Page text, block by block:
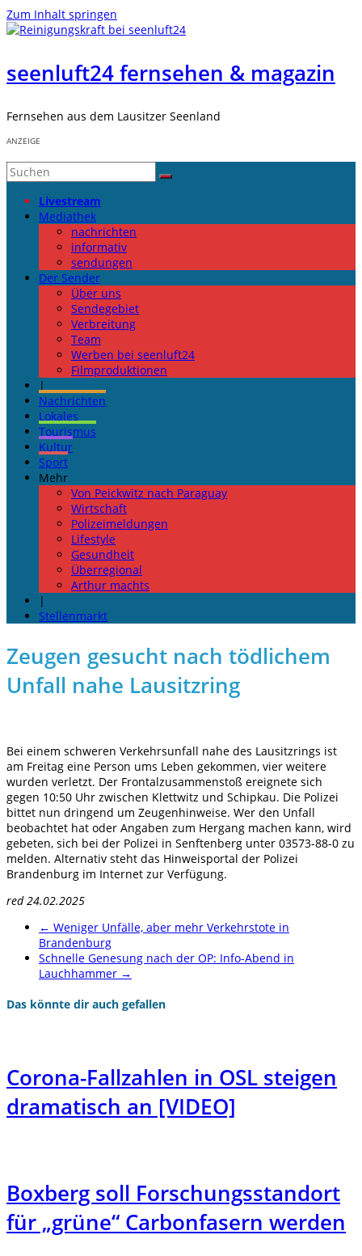
Zum Inhalt springen
seenluft24 fernsehen & magazin
Fernsehen aus dem Lausitzer Seenland
ANZEIGE
Livestream
Mediathek
nachrichten
informativ
sendungen
Der Sender
Über uns
Sendegebiet
Verbreitung
Team
Werben bei seenluft24
Filmproduktionen
|
Nachrichten
Lokales
Tourismus
Kultur
Sport
Mehr
Von Peickwitz nach Paraguay
Wirtschaft
Polizeimeldungen
Lifestyle
Gesundheit
Überregional
Arthur machts
|
Stellenmarkt
Zeugen gesucht nach tödlichem
Unfall nahe Lausitzring
Bei einem schweren Verkehrsunfall nahe des Lausitzrings ist
am Freitag eine Person ums Leben gekommen, vier weitere
wurden verletzt. Der Frontalzusammenstoß ereignete sich
gegen 10:50 Uhr zwischen Klettwitz und Schipkau. Die Polizei
bittet nun dringend um Zeugenhinweise. Wer den Unfall
beobachtet hat oder Angaben zum Hergang machen kann, wird
gebeten, sich bei der Polizei in Senftenberg unter 03573-88-0 zu
melden. Alternativ steht das Hinweisportal der Polizei
Brandenburg im Internet zur Verfügung.
red 24.02.2025
← Weniger Unfälle, aber mehr Verkehrstote in
Brandenburg
Schnelle Genesung nach der OP: Info-Abend in
Lauchhammer →
Das könnte dir auch gefallen
Corona-Fallzahlen in OSL steigen
dramatisch an [VIDEO]
Boxberg soll Forschungsstandort
für „grüne“ Carbonfasern werden